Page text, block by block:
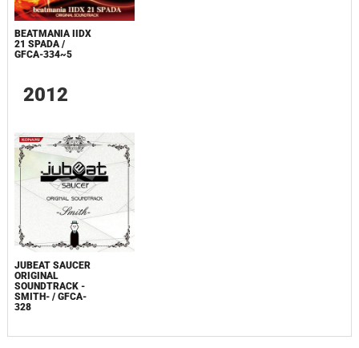
BEATMANIA IIDX
21 SPADA /
GFCA-334~5
2012
JUBEAT SAUCER
ORIGINAL
SOUNDTRACK -
SMITH- / GFCA-
328